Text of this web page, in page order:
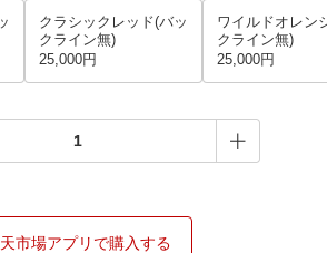
クラシックレッド(バッ
クライン無)
25,000円
ワイルドオレン
クライン無)
25,000円
市場アプリで購入する